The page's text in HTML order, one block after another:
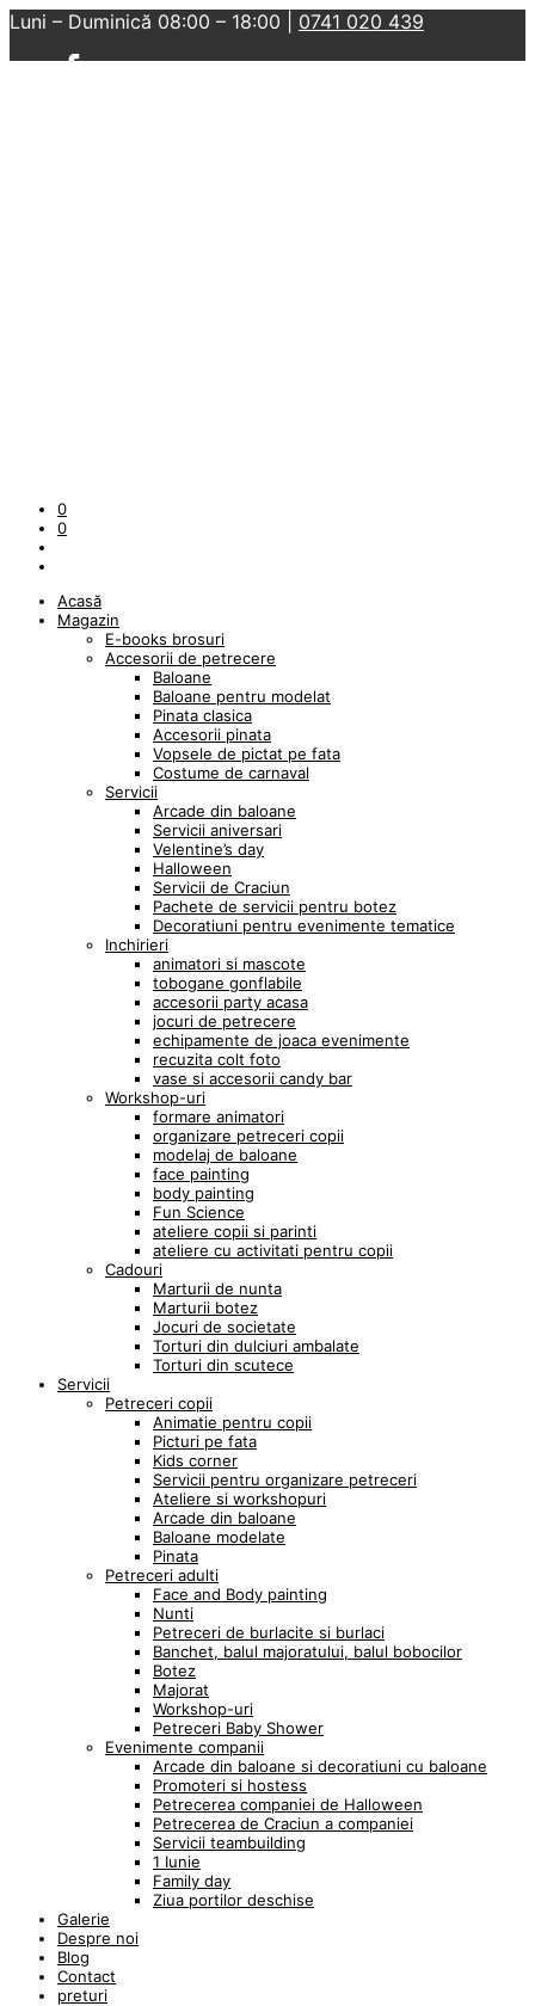
Luni – Duminică 08:00 – 18:00 | 0741 020 439
0
0
Acasă
Magazin
E-books brosuri
Accesorii de petrecere
Baloane
Baloane pentru modelat
Pinata clasica
Accesorii pinata
Vopsele de pictat pe fata
Costume de carnaval
Servicii
Arcade din baloane
Servicii aniversari
Velentine’s day
Halloween
Servicii de Craciun
Pachete de servicii pentru botez
Decoratiuni pentru evenimente tematice
Inchirieri
animatori si mascote
tobogane gonflabile
accesorii party acasa
jocuri de petrecere
echipamente de joaca evenimente
recuzita colt foto
vase si accesorii candy bar
Workshop-uri
formare animatori
organizare petreceri copii
modelaj de baloane
face painting
body painting
Fun Science
ateliere copii si parinti
ateliere cu activitati pentru copii
Cadouri
Marturii de nunta
Marturii botez
Jocuri de societate
Torturi din dulciuri ambalate
Torturi din scutece
Servicii
Petreceri copii
Animatie pentru copii
Picturi pe fata
Kids corner
Servicii pentru organizare petreceri
Ateliere si workshopuri
Arcade din baloane
Baloane modelate
Pinata
Petreceri adulti
Face and Body painting
Nunti
Petreceri de burlacite si burlaci
Banchet, balul majoratului, balul bobocilor
Botez
Majorat
Workshop-uri
Petreceri Baby Shower
Evenimente companii
Arcade din baloane si decoratiuni cu baloane
Promoteri si hostess
Petrecerea companiei de Halloween
Petrecerea de Craciun a companiei
Servicii teambuilding
1 Iunie
Family day
Ziua portilor deschise
Galerie
Despre noi
Blog
Contact
preturi